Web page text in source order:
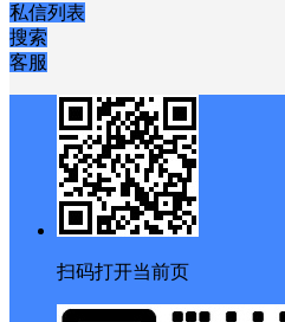
私信列表
搜索
客服
扫码打开当前页